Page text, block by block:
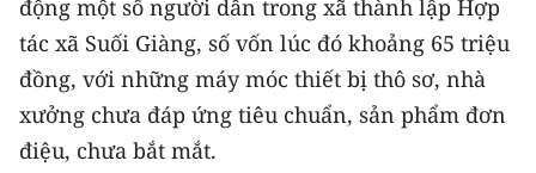
Video
Media Chính trị
Media Kinh tế
động một số người dân trong xã thành lập Hợp
tác xã Suối Giàng, số vốn lúc đó khoảng 65 triệu
đồng, với những máy móc thiết bị thô sơ, nhà
xưởng chưa đáp ứng tiêu chuẩn, sản phẩm đơn
điệu, chưa bắt mắt.